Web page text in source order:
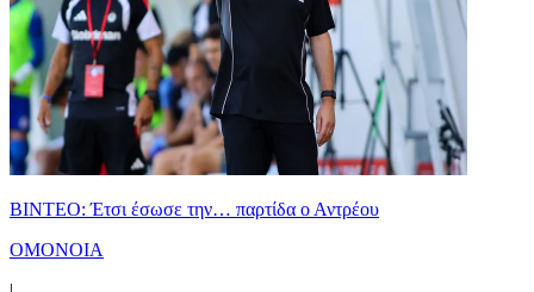
ΒΙΝΤΕΟ: Έτσι έσωσε την… παρτίδα ο Αντρέου
ΟΜΟΝΟΙΑ